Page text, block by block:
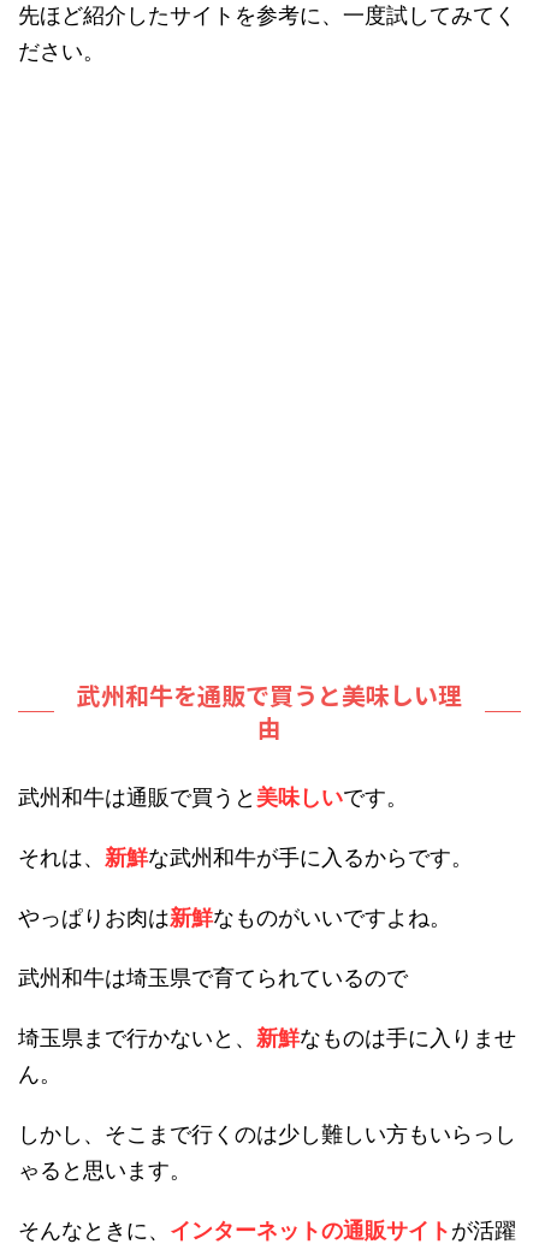
先ほど紹介したサイトを参考に、一度試してみてく
ださい。
武州和牛を通販で買うと美味しい理
由
武州和牛は通販で買うと 美味しいです。
それは、 新鮮な武州和牛が手に入るからです。
やっぱりお肉は新鮮なものがいいですよね。
武州和牛は埼玉県で育てられているので
埼玉県まで行かないと、 新鮮なものは手に入りませ
ん。
しかし、そこまで行くのは少し難しい方もいらっし
ゃると思います。
そんなときに、 インターネットの通販サイトが活躍